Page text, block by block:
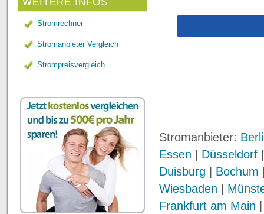
Stromrechner
Stromanbieter Vergleich
Strompreisvergleich
Stromanbieter:
Essen
Düsseldorf
Duisburg
Bochum
Wiesbaden
Frankfurt am Main